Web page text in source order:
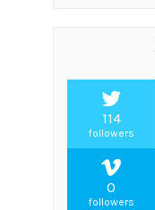
114
followers
0
followers